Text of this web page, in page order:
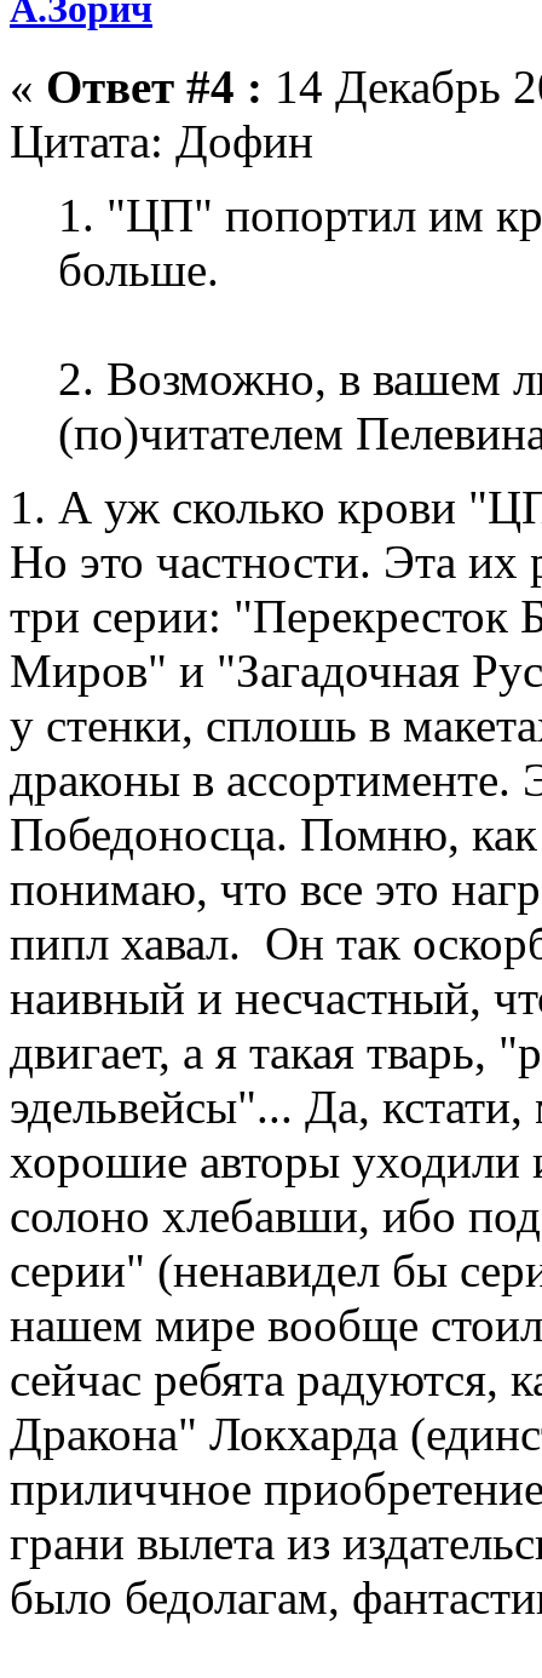
А.Зорич
« Ответ #4 : 14 Декабрь
Цитата: Дофин
1. "ЦП" попортил им
больше.
2. Возможно, в вашем
(по)читателем
1. А уж сколько крови
Но это частности. Эта их
три серии: "Перекресток
Миров" и "Загадочная
у стенки, сплошь в
драконы в ассортименте.
Победоносца. Помню,
понимаю, что все это
пипл хавал. Он так
наивный и несчастный,
двигает, а я такая тварь,
эдельвейсы"... Да,
хорошие авторы уходили
солоно хлебавши, ибо
серии" (ненавидел бы
нашем мире вообще
сейчас ребята радуются,
Дракона" Локхарда
приличчное
грани вылета из
было бедолагам,